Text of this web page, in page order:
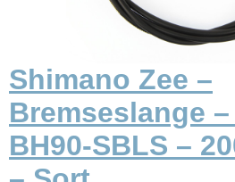
Shimano Zee –
Bremseslange
BH90-SBLS –